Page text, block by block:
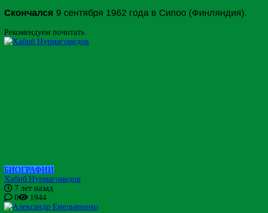
Скончался 9 сентября 1962 года в Сипоо (Финляндия).
Рекомендуем почитать
БИОГРАФИИ
Хабиб Нурмагомедов
7 лет назад
0
1944